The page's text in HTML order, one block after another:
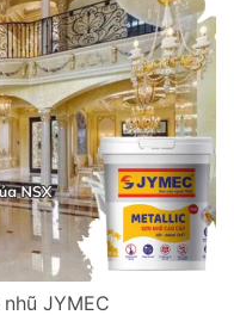
JYMEC